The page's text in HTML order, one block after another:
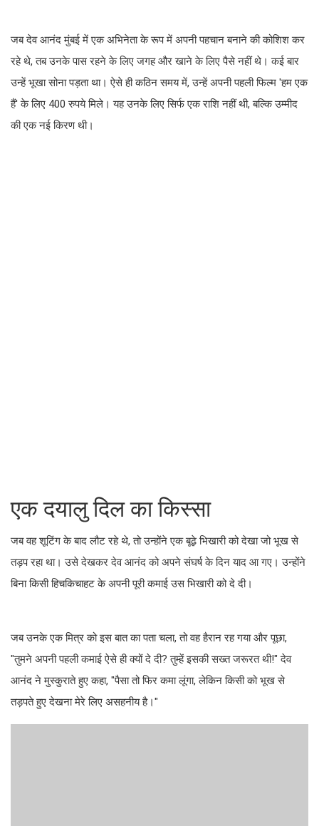
जब देव आनंद मुंबई में एक अभिनेता के रूप में अपनी पहचान बनाने की कोशिश कर
रहे थे, तब उनके पास रहने के लिए जगह और खाने के लिए पैसे नहीं थे। कई बार
उन्हें भूखा सोना पड़ता था। ऐसे ही कठिन समय में, उन्हें अपनी पहली फिल्म 'हम एक
हैं' के लिए 400 रुपये मिले। यह उनके लिए सिर्फ एक राशि नहीं थी, बल्कि उम्मीद
की एक नई किरण थी।
एक दयालु दिल का किस्सा
जब वह शूटिंग के बाद लौट रहे थे, तो उन्होंने एक बूढ़े भिखारी को देखा जो भूख से
तड़प रहा था। उसे देखकर देव आनंद को अपने संघर्ष के दिन याद आ गए। उन्होंने
बिना किसी हिचकिचाहट के अपनी पूरी कमाई उस भिखारी को दे दी।
जब उनके एक मित्र को इस बात का पता चला, तो वह हैरान रह गया और पूछा,
"तुमने अपनी पहली कमाई ऐसे ही क्यों दे दी? तुम्हें इसकी सख्त जरूरत थी!" देव
आनंद ने मुस्कुराते हुए कहा, "पैसा तो फिर कमा लूंगा, लेकिन किसी को भूख से
तड़पते हुए देखना मेरे लिए असहनीय है।"